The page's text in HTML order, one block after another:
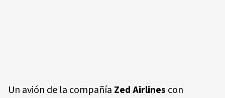
Un avión de la compañía Zed Airlines con